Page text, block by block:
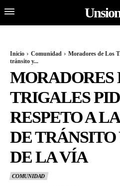
Inicio Comunidad
Moradores de Los
tránsito y...
MORADORES
TRIGALES
RESPETO A
DE
DE LA VÍA
COMUNIDAD